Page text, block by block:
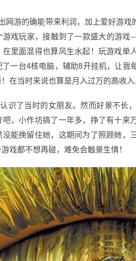
游的确能带来利润，加上爱好游戏
戏玩家，接触到了一款盛大的游戏
里面混得也算风生水起！玩游戏单
一台4核电脑，辅助8开挂机，让我
在当时来说也算是月入过万的高收入
了当时的女朋友。然而好景不长
，小作坊搞了一年多，挣了有十来
能挽留住她，这期间为了照顾她，
戏都不想再碰，难免会触景生情！